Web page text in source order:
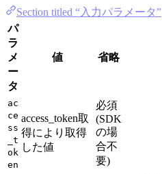
Section titled “入力パラメータ”
パ
ラ
メ
ー
タ
値 省略
ac
ce
ss
_t
ok
en
access_token取
得により取得
した値
必須
(SDK
の場
合不
要)